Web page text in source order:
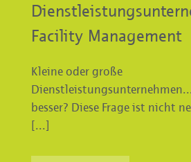
Facility Management
Kleine oder große
besser? Diese Frage ist nicht
[...]